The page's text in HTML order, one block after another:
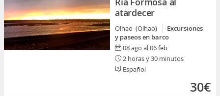
atardecer
Olhao (Olhao)
Excursiones
y paseos en barco
08 ago al 06 feb
2 horas y 30 minutos
Español
30€